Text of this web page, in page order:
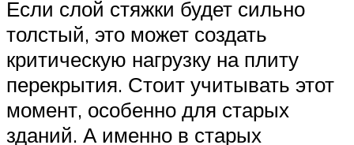
Если слой стяжки будет сильно
толстый, это может создать
критическую нагрузку на плиту
перекрытия. Стоит учитывать этот
момент, особенно для старых
зданий. А именно в старых